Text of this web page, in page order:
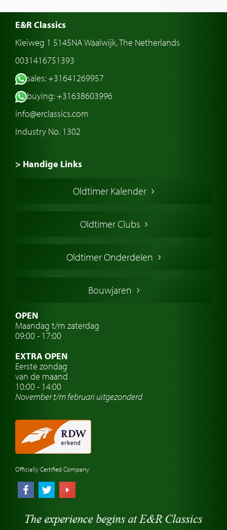
E&R Classics
Kleiweg 1 5145NA Waalwijk, The Netherlands
0031416751393
sales: +31641269957
buying: +31638603996
info@erclassics.com
Industry No. 1302
> Handige Links
Amerikaanse oldtimers
Franse oldtimers
Zweedse oldtimers
Oldtimer verzekering
Oldtimer reizen
Oldtimerwerkplaats
Automerk horloges
Classic cars Nederland
Oldtimer Kalender
Oldtimer Clubs
Oldtimer Onderdelen
Bouwjaren
OPEN
Maandag t/m zaterdag
09:00 - 17:00
EXTRA OPEN
Eerste zondag
van de maand
10:00 - 14:00
November t/m februariuitgezonderd
Officially Certified Company